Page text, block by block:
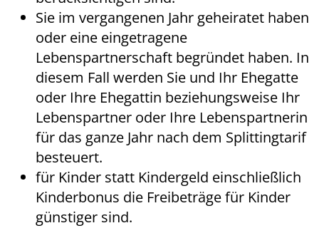
Sie im vergangenen Jahr geheiratet haben
oder eine eingetragene
Lebenspartnerschaft begründet haben. In
diesem Fall werden Sie und Ihr Ehegatte
oder Ihre Ehegattin beziehungsweise Ihr
Lebenspartner oder Ihre Lebenspartnerin
für das ganze Jahr nach dem Splittingtarif
besteuert.
für Kinder statt Kindergeld einschließlich
Kinderbonus die Freibeträge für Kinder
günstiger sind.